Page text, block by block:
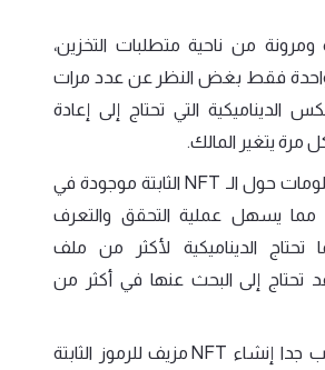
ومرونة من ناحية متطلبات التخزين،
فقط بغض النظر عن عدد مرات
الديناميكية التي تحتاج إلى إعادة
مرة يتغير المالك.
جميع المعلومات حول الـ NFT الثابتة موجودة في
يسهل عملية التحقق والتعرف
تحتاج الديناميكية لأكثر من ملف
تحتاج إلى البحث عنها في أكثر من
من الصعب جدا إنشاء NFT مزيف للرموز الثابتة